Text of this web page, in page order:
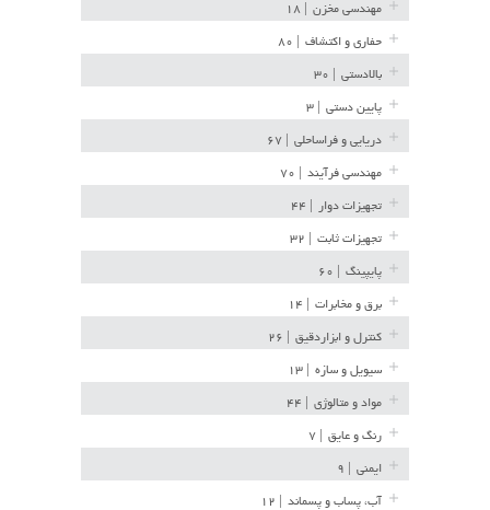
مهندسی مخزن
حفاری و اکتشاف
بالادستی
پایین دستی
دریایی و فراساحلی
مهندسی فرآیند
تجهیزات دوار
تجهیزات ثابت
پایپینگ
برق و مخابرات
کنترل و ابزاردقیق
سیویل و سازه
مواد و متالوژی
رنگ و عایق
ایمنی
آب، پساب و پسماند